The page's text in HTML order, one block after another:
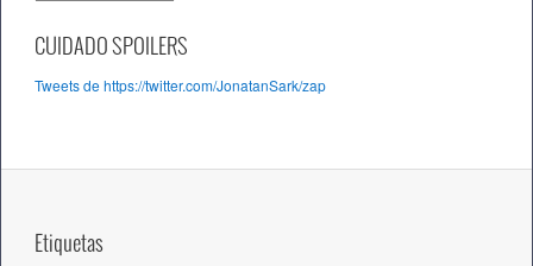
c
i
CUIDADO SPOILERS
Tweets de https://twitter.com/JonatanSark/zap
Etiquetas